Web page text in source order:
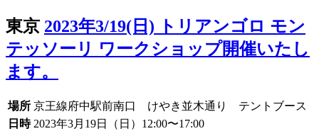
東京 2023年3/19(日) トリアンゴロ モン
テッソーリ ワークショップ開催いたし
ます。
場所 京王線府中駅前南口 けやき並木通り テントブース
日時 2023年3月19日（日）12:00〜17:00